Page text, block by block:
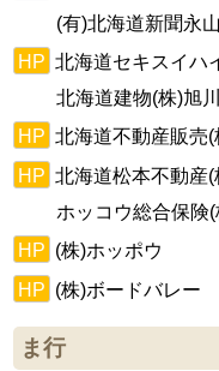
(有)北海道新聞永
HP 北海道セキスイハ
北海道建物(株)旭
HP 北海道不動産販売(
HP 北海道松本不動産(
ホッコウ総合保険(
HP (株)ホッポウ
HP (株)ボードバレー
ま行